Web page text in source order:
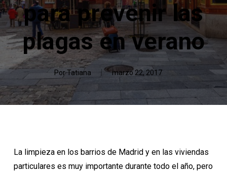
para prevenir las
plagas en verano
PorTatiana marzo 22, 2017
La limpieza en los barrios de Madrid y en las viviendas
particulares es muy importante durante todo el año, pero